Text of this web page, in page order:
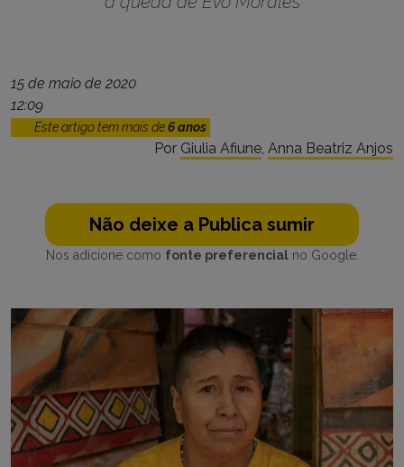
15 de maio de 2020
12:09
Este artigo tem mais de6 anos
Por Giulia Afiune, Anna Beatriz Anjos
Não deixe a Publica sumir
Nos adicione como fonte preferencialno Google.